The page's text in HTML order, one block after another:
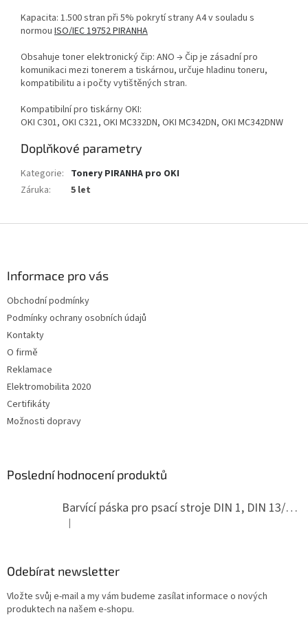
Kapacita: 1.500 stran při 5% pokrytí strany A4 v souladu s
normou ISO/IEC 19752 PIRANHA
Obsahuje toner elektronický čip: ANO → Čip je zásadní pro
komunikaci mezi tonerem a tiskárnou, určuje hladinu toneru,
kompatibilitu a i počty vytištěných stran.
Kompatibilní pro tiskárny OKI:
OKI C301, OKI C321, OKI MC332DN, OKI MC342DN, OKI MC342DNW
Doplňkové parametry
Kategorie: Tonery PIRANHA pro OKI
Záruka: 5 let
Informace pro vás
Obchodní podmínky
Podmínky ochrany osobních údajů
Kontakty
O firmě
Reklamace
Elektromobilita 2020
Certifikáty
Možnosti dopravy
Poslední hodnocení produktů
Barvící páska pro psací stroje DIN 1, DIN 13/10, LAND, PA červenočerná
Hodnocení produktu je 5 z 5 hvězdiček.
|
Odebírat newsletter
Vložte svůj e-mail a my vám budeme zasílat informace o nových
produktech na našem e-shopu.